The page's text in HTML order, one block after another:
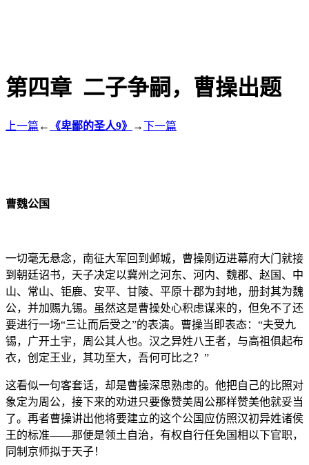
第四章 二子争嗣，曹操出题
上一篇 ← 《卑鄙的圣人9》 →下一篇
曹魏公国
一切毫无悬念，南征大军回到邺城，曹操刚迈进幕府大门就接
到朝廷诏书，天子决定以冀州之河东、河内、魏郡、赵国、中
山、常山、钜鹿、安平、甘陵、平原十郡为封地，册封其为魏
公，并加赐九锡。虽然这是曹操处心积虑谋来的，但免不了还
要进行一场“三让而后受之”的表演。曹操当即表态：“夫受九
锡，广开土宇，周公其人也。汉之异姓八王者，与高祖俱起布
衣，创定王业，其功至大，吾何可比之？”
这看似一句客套话，却是曹操深思熟虑的。他把自己的比照对
象定为周公，接下来的劝进只要像赞美周公那样赞美他就妥当
了。再者曹操讲出他将要建立的这个公国应仿照汉初异姓诸侯
王的标准——那便是领土自治，有权自行任免国相以下官职，
同制京师拟于天子！